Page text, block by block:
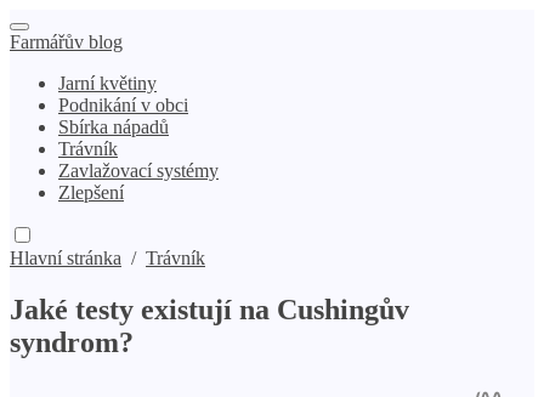
Farmářův blog
Jarní květiny
Podnikání v obci
Sbírka nápadů
Trávník
Zavlažovací systémy
Zlepšení
Hlavní stránka / Trávník
Jaké testy existují na Cushingův
syndrom?